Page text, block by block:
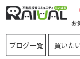
お
ブログ一覧 買いた